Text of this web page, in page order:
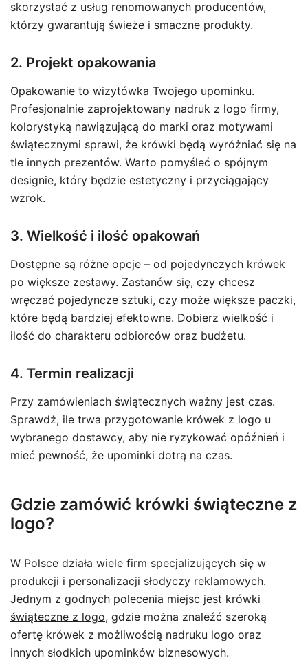
skorzystać z usług renomowanych producentów,
którzy gwarantują świeże i smaczne produkty.
2. Projekt opakowania
Opakowanie to wizytówka Twojego upominku.
Profesjonalnie zaprojektowany nadruk z logo firmy,
kolorystyką nawiązującą do marki oraz motywami
świątecznymi sprawi, że krówki będą wyróżniać się na
tle innych prezentów. Warto pomyśleć o spójnym
designie, który będzie estetyczny i przyciągający
wzrok.
3. Wielkość i ilość opakowań
Dostępne są różne opcje – od pojedynczych krówek
po większe zestawy. Zastanów się, czy chcesz
wręczać pojedyncze sztuki, czy może większe paczki,
które będą bardziej efektowne. Dobierz wielkość i
ilość do charakteru odbiorców oraz budżetu.
4. Termin realizacji
Przy zamówieniach świątecznych ważny jest czas.
Sprawdź, ile trwa przygotowanie krówek z logo u
wybranego dostawcy, aby nie ryzykować opóźnień i
mieć pewność, że upominki dotrą na czas.
Gdzie zamówić krówki świąteczne z
logo?
W Polsce działa wiele firm specjalizujących się w
produkcji i personalizacji słodyczy reklamowych.
Jednym z godnych polecenia miejsc jest krówki
świąteczne z logo, gdzie można znaleźć szeroką
ofertę krówek z możliwością nadruku logo oraz
innych słodkich upominków biznesowych.